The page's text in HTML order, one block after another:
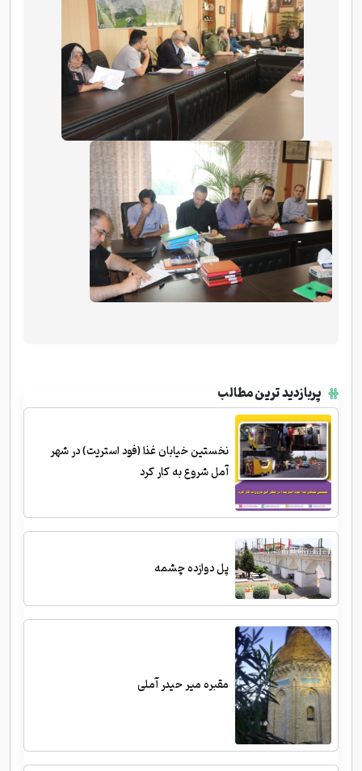
پربازدید ترین مطالب
نخستین خیابان غذا (فود استریت) در شهر
آمل شروع به کار کرد
پل دوازده چشمه
مقبره میر حیدر آملی